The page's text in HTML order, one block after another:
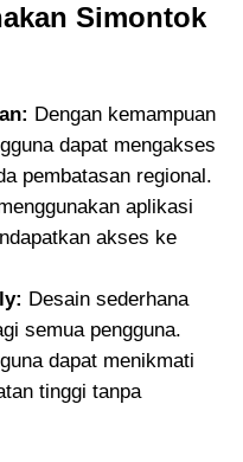
Simontok
Dengan kemampuan
dapat mengakses
pembatasan regional.
aplikasi
akses ke
Desain sederhana
semua pengguna.
dapat menikmati
tinggi tanpa